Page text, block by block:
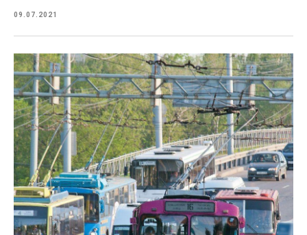
09.07.2021